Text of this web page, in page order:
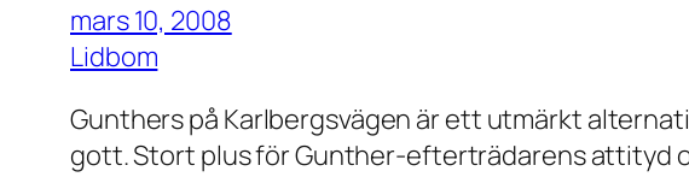
mars 10, 2008
Lidbom
Gunthers på Karlbergsvägen är ett utmärkt
gott. Stort plus för Gunther-efterträdarens attityd